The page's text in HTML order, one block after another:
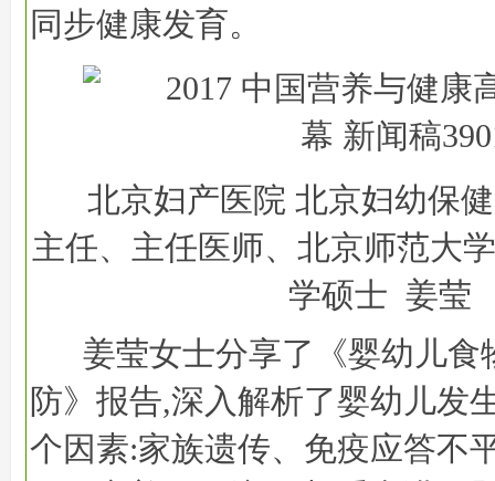
同步健康发育。
北京妇产医院 北京妇幼保
主任、主任医师、北京师范大
学硕士 姜莹
姜莹女士分享了《婴幼儿食
防》报告,深入解析了婴幼儿发
个因素:家族遗传、免疫应答不